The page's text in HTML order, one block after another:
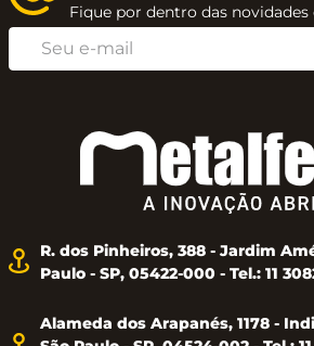
Fique por dentro das
R. dos Pinheiros, 388 - Jardim
Paulo - SP, 05422-000 - Tel.: 11
Alameda dos Arapanés, 1178 -